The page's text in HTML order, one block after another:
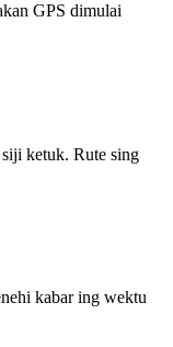
GPS dimulai
ketuk. Rute sing
kabar ing wektu